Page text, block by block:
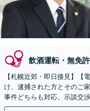
飲酒運転・無免
【札幌近郊・即日接見】【
け、逮捕された方とそのご
事件どちらも対応。示談交
罪、窃盗、詐欺、性犯罪な